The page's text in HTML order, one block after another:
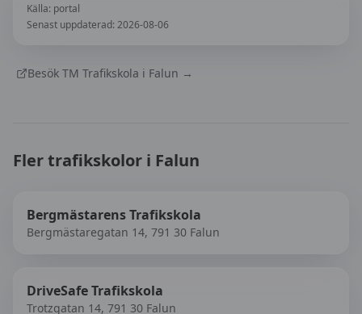
Källa: portal
Senast uppdaterad: 2026-08-06
Besök TM Trafikskola i Falun →
Fler trafikskolor i Falun
Bergmästarens Trafikskola
Bergmästaregatan 14, 791 30 Falun
DriveSafe Trafikskola
Trotzgatan 14, 791 30 Falun